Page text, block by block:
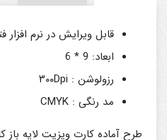
قابل ویرایش در نرم افزار
ابعاد: 9 * 6
رزولوشن : ۳۰۰Dpi
مد رنگی : CMYK
طرح آماده کارت ویزیت لایه